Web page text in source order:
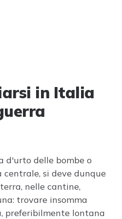
in Italia
d'urto delle bombe o
centrale, si deve dunque
nelle cantine,
trovare insomma
preferibilmente lontana